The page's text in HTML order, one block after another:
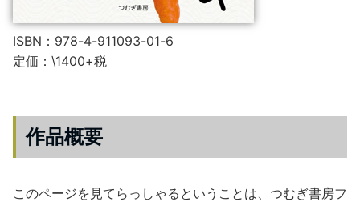
ISBN：978-4-911093-01-6
定価：\1400+税
作品概要
このページを見てらっしゃるということは、つむぎ書房フ